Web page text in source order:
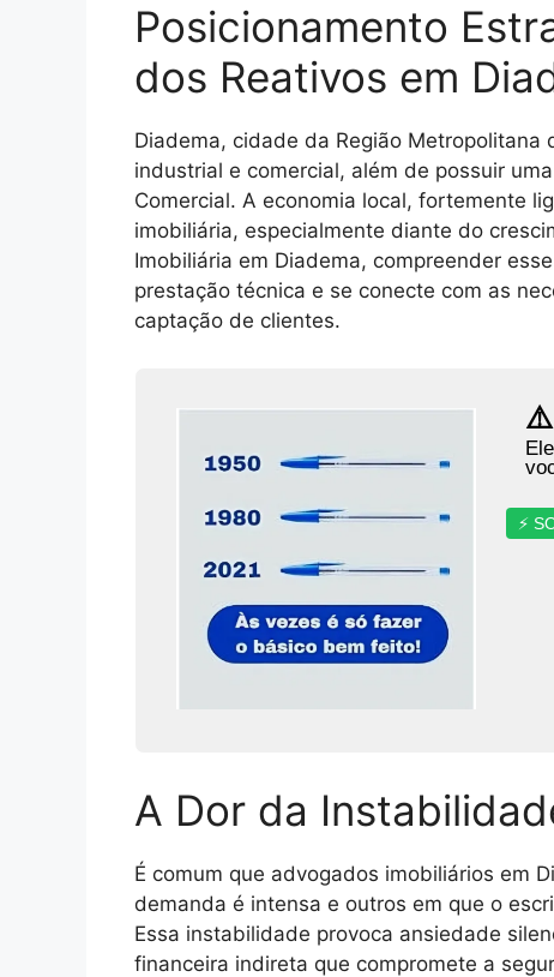
Posicionamento
dos Reativos em
Diadema, cidade da Região
industrial e comercial, além de possuir
Comercial. A economia local, fortemente
imobiliária, especialmente diante do
Imobiliária em Diadema, compreender
prestação técnica e se conecte com as
captação de clientes.
⚠️
⚡
A Dor da
É comum que advogados imobiliários em
demanda é intensa e outros em que o
Essa instabilidade provoca ansiedade
financeira indireta que compromete a